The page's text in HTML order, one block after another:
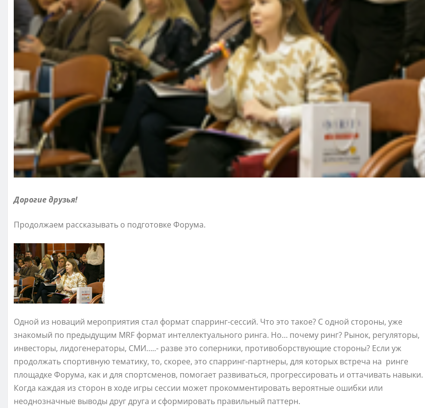
Дорогие друзья!
Продолжаем рассказывать о подготовке Форума.
Одной из новаций мероприятия стал формат спарринг-сессий. Что это такое? С одной стороны, уже
знакомый по предыдущим MRF формат интеллектуального ринга. Но… почему ринг? Рынок, регуляторы,
инвесторы, лидогенераторы, СМИ…..- разве это соперники, противоборствующие стороны? Eсли уж
продолжать спортивную тематику, то, скорее, это спарринг-партнеры, для которых встреча на ринге
площадке Форума, как и для спортсменов, помогает развиваться, прогрессировать и оттачивать навыки.
Когда каждая из сторон в ходе игры сессии может прокомментировать вероятные ошибки или
неоднозначные выводы друг друга и сформировать правильный паттерн.